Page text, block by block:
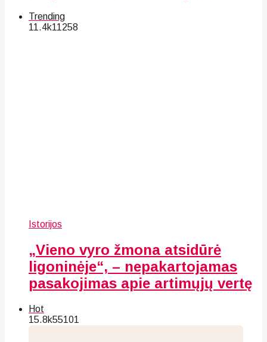
Trending
11.4k11258
Istorijos
„Vieno vyro žmona atsidūrė
ligoninėje“, – nepakartojamas
pasakojimas apie artimųjų vertę
Hot
15.8k55101